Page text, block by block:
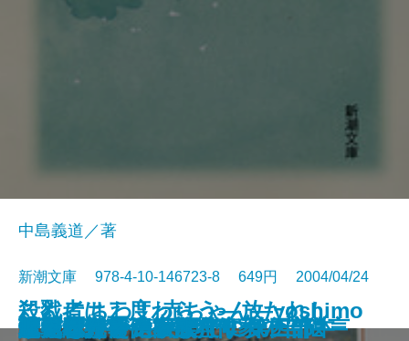
こんにちわ！ 赤ちゃん―yoshimo
第四解剖室
幸運の25セント硬貨
氷雨心中
桶川ストーカー殺人事件――遺言
血の騒ぎを聴け
殺戮者は二度わらう―放たれし
まだ遠い光―家族狩り 第五部―
水の翼
働くことがイヤな人のための本
中島義道／著
新潮文庫 978-4-10-146723-8 649円 2004/04/24
鏡川
巡礼者たち―家族狩り 第四部―
超・殺人事件―推理作家の苦悩―
琉球布紀行
芭蕉紀行
ヴァンサンカンまでに
マンボウ 遺言状
贈られた手―家族狩り 第三部―
歴史をかえた誤訳
しゃばけ